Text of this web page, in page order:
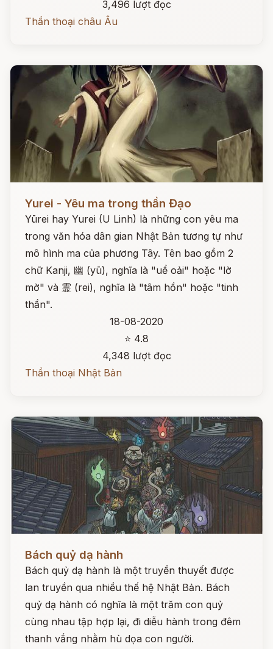
3,496 lượt đọc
Thần thoại châu Âu
Yurei - Yêu ma trong thần Đạo
Yūrei hay Yurei (U Linh) là những con yêu ma
trong văn hóa dân gian Nhật Bản tương tự như
mô hình ma của phương Tây. Tên bao gồm 2
chữ Kanji, 幽 (yū), nghĩa là "uể oải" hoặc "lờ
mờ" và 霊 (rei), nghĩa là "tâm hồn" hoặc "tinh
thần".
18-08-2020
⭐ 4.8
4,348 lượt đọc
Thần thoại Nhật Bản
Bách quỷ dạ hành
Bách quỷ dạ hành là một truyền thuyết được
lan truyền qua nhiều thế hệ Nhật Bản. Bách
quỷ dạ hành có nghĩa là một trăm con quỷ
cùng nhau tập hợp lại, đi diễu hành trong đêm
thanh vắng nhằm hù dọa con người.